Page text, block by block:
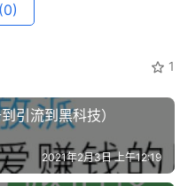
(0)
1
引流到黑科技）
2021年2月3日 上午12:19